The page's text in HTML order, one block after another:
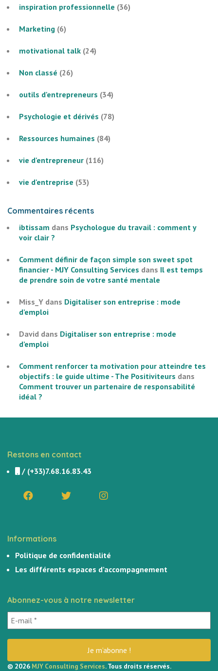
inspiration professionnelle (36)
Marketing (6)
motivational talk (24)
Non classé (26)
outils d'entrepreneurs (34)
Psychologie et dérivés (78)
Ressources humaines (84)
vie d'entrepreneur (116)
vie d'entreprise (53)
Commentaires récents
ibtissam dans Psychologue du travail : comment y
voir clair ?
Comment définir de façon simple son sweet spot
financier - MJY Consulting Services dans Il est temps
de prendre soin de votre santé mentale
Miss_Y dans Digitaliser son entreprise : mode
d’emploi
David dans Digitaliser son entreprise : mode
d’emploi
Comment renforcer ta motivation pour atteindre tes
objectifs : le guide ultime - The Positiviteurs dans
Comment trouver un partenaire de responsabilité
idéal ?
Restons en contact
/ (+33)7.68.16.83.43
Informations
Politique de confidentialité
Les différents espaces d’accompagnement
Abonnez-vous à notre newsletter
© 2026 MJY Consulting Services. Tous droits réservés.